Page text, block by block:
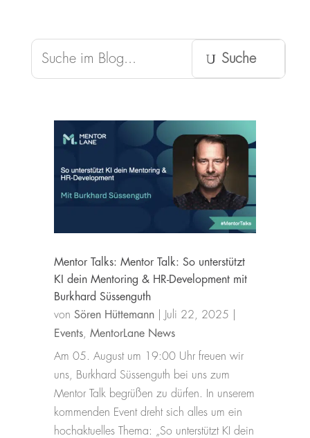
Mentor Talks: Mentor Talk: So unterstützt
KI dein Mentoring & HR-Development mit
Burkhard Süssenguth
vonSören Hüttemann Juli 22, 2025
Events,MentorLane News
Am 05. August um 19:00 Uhr freuen wir
uns, Burkhard Süssenguth bei uns zum
Mentor Talk begrüßen zu dürfen. In unserem
kommenden Event dreht sich alles um ein
hochaktuelles Thema: „So unterstützt KI dein